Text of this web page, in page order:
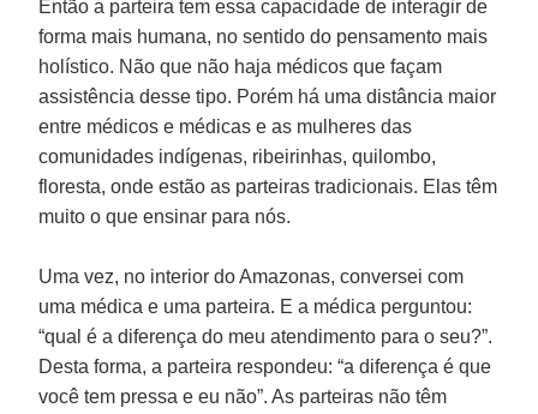
Então a parteira tem essa capacidade de interagir de
forma mais humana, no sentido do pensamento mais
holístico. Não que não haja médicos que façam
assistência desse tipo. Porém há uma distância maior
entre médicos e médicas e as mulheres das
comunidades indígenas, ribeirinhas, quilombo,
floresta, onde estão as parteiras tradicionais. Elas têm
muito o que ensinar para nós.
Uma vez, no interior do Amazonas, conversei com
uma médica e uma parteira. E a médica perguntou:
“qual é a diferença do meu atendimento para o seu?”.
Desta forma, a parteira respondeu: “a diferença é que
você tem pressa e eu não”. As parteiras não têm